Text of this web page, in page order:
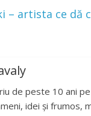
– artista ce dă
de peste 10 ani
idei și frumos,